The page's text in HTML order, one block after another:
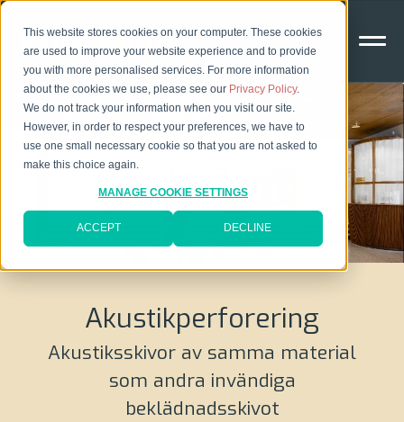
This website stores cookies on your computer. These cookies
are used to improve your website experience and to provide
you with more personalised services. For more information
about the cookies we use, please see our Privacy Policy.
We do not track your information when you visit our site.
However, in order to respect your preferences, we have to
use one small necessary cookie so that you are not asked to
make this choice again.
MANAGE COOKIE SETTINGS
ACCEPT DECLINE
Akustikperforering
Akustiksskivor av samma material
som andra invändiga
beklädnadsskivot